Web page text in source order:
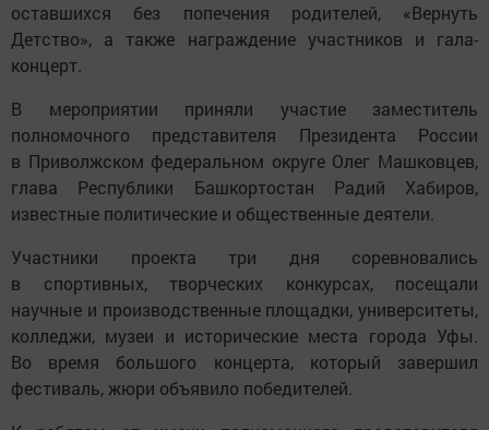
оставшихся без попечения родителей, «Вернуть
Детство», а также награждение участников и гала-
концерт.
В мероприятии приняли участие заместитель
полномочного представителя Президента России
в Приволжском федеральном округе Олег Машковцев,
глава Республики Башкортостан Радий Хабиров,
известные политические и общественные деятели.
Участники проекта три дня соревновались
в спортивных, творческих конкурсах, посещали
научные и производственные площадки, университеты,
колледжи, музеи и исторические места города Уфы.
Во время большого концерта, который завершил
фестиваль, жюри объявило победителей.